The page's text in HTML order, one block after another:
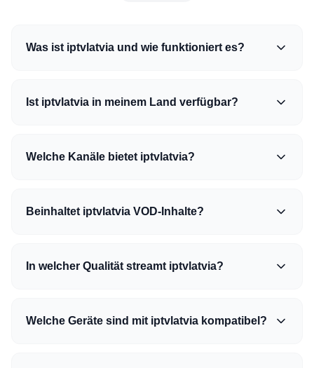
Was ist iptvlatvia und wie funktioniert es?
Ist iptvlatvia in meinem Land verfügbar?
Welche Kanäle bietet iptvlatvia?
Beinhaltet iptvlatvia VOD-Inhalte?
In welcher Qualität streamt iptvlatvia?
Welche Geräte sind mit iptvlatvia kompatibel?